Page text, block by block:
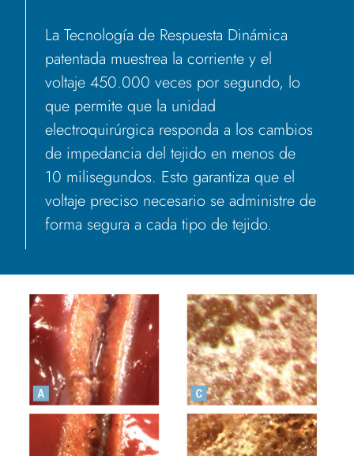
La Tecnología de Respuesta Dinámica
patentada muestrea la corriente y el
voltaje 450.000 veces por segundo, lo
que permite que la unidad
electroquirúrgica responda a los cambios
de impedancia del tejido en menos de
10 milisegundos. Esto garantiza que el
voltaje preciso necesario se administre de
forma segura a cada tipo de tejido.